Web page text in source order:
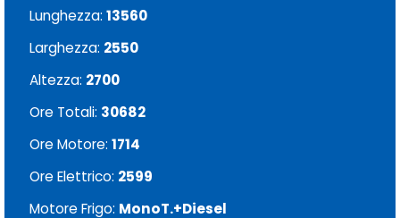
Lunghezza: 13560
Larghezza: 2550
Altezza: 2700
Ore Totali: 30682
Ore Motore: 1714
Ore Elettrico: 2599
Motore Frigo: MonoT.+Diesel